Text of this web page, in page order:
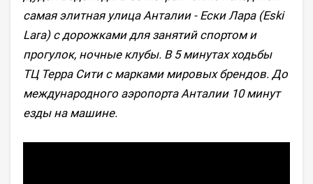
самая элитная улица Анталии - Ески Лара (Eski
Lara) с дорожками для занятий спортом и
прогулок, ночные клубы. В 5 минутах ходьбы
ТЦ Терра Сити с марками мировых брендов. До
международного аэропорта Анталии 10 минут
езды на машине.